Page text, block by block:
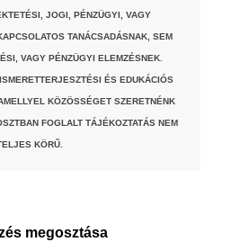
JOGI, PÉNZÜGYI, VAGY
TANÁCSADÁSNAK, SEM
VAGY PÉNZÜGYI ELEMZÉSNEK.
ÉS EDUKÁCIÓS
KÖZÖSSÉGET SZERETNÉNK
FOGLALT TÁJÉKOZTATÁS NEM
KÖRŰ.
megosztása